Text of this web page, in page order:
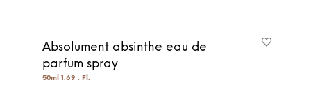
Absolument absinthe eau de
parfum spray
50ml 1.69 . Fl.